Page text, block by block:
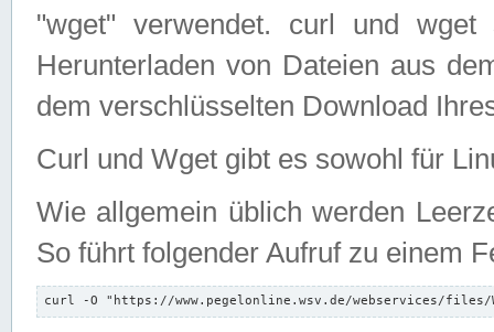
"wget" verwendet. curl und wget
Herunterladen von Dateien aus
dem verschlüsselten Download
Curl und Wget gibt es sowohl für
Wie allgemein üblich werden
So führt folgender Aufruf zu einem
curl -O "https://www.pegelonline.wsv.de/webservices/files/